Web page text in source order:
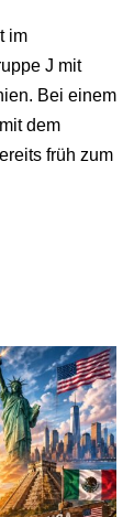
im
J mit
Bei einem
dem
früh zum